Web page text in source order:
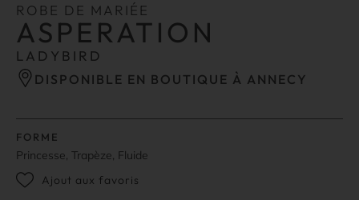
ROBE DE MARIÉE
ASPERATION
LADYBIRD
DISPONIBLE EN BOUTIQUE À ANNECY
FORME
Princesse, Trapèze, Fluide
Ajout aux favoris